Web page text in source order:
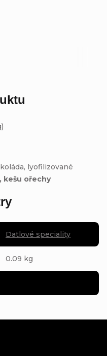
lyofilizované
kešu ořechy
Datlové speciality
0.09 kg